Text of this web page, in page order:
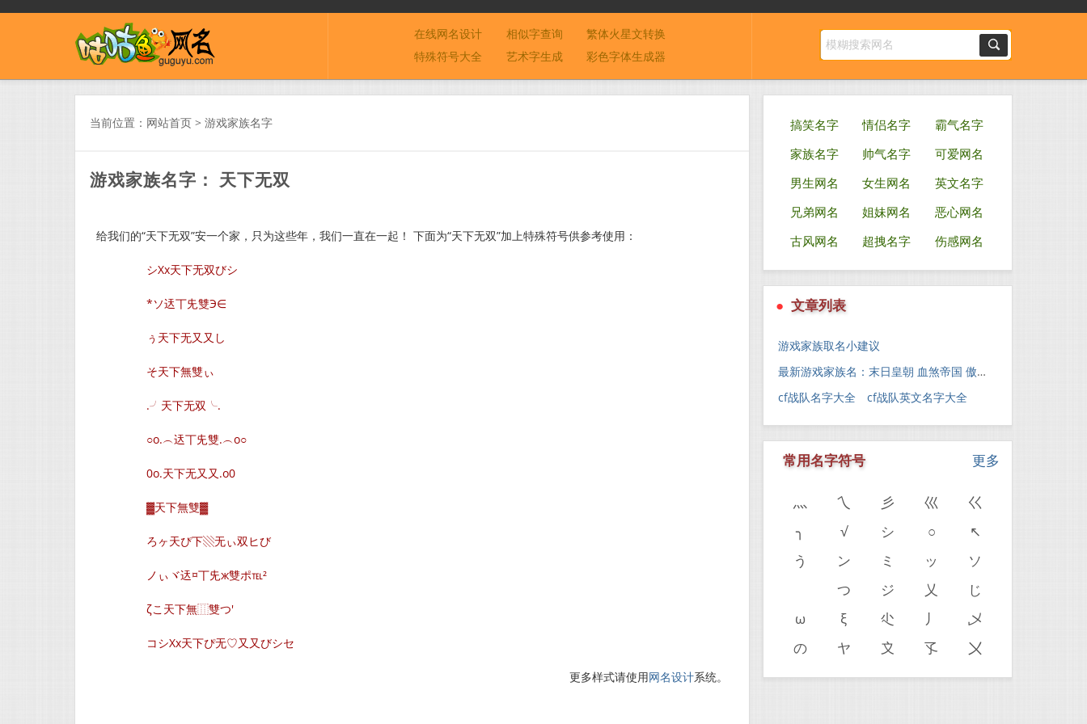
在线网名设计 相似字查询
繁体火星文转换
特殊符号大全
艺术字生成 彩色字体生成器
当前位置： 网站首页 > 游戏家族名字
游戏家族名字： 天下无双
给我们的“天下无双”安一个家，只为这些年，我们一直在一起！ 下面为“天下无双”加上特殊符号供参考使用：
シXx天下无双びシ
*ソ迗丅兂雙Э∈
ぅ天下无又又し
そ天下無雙ぃ
.╯天下无双╰.
○o.︵迗丅兂雙.︵o○
0o.天下无又又.o0
▓天下無雙▓
ろヶ天ぴ下▧无ぃ双ヒび
ノぃヾ迗¤丅兂ж雙ポ℡²
ζこ天下無⿲雙つ′
コシXx天下ぴ无♡又又びシセ
更多样式请使用网名设计系统。
搞笑名字 情侣名字
霸气名字
家族名字
帅气名字
可爱网名
男生网名
女生网名
英文名字
兄弟网名
姐妹网名
恶心网名
古风网名
超拽名字 伤感网名
● 文章列表
游戏家族取名小建议
最新游戏家族名：末日皇朝 血煞帝国 傲霸天下 灭神一族
cf战队名字大全 cf战队英文名字大全
更多
常用名字符号
灬 乀 彡 巛
巜
╮
√ シ ○
↖
う
ン ミ ッ
ソ
つ ジ 乂
じ
ω
ξ 尐 丿
乄
の
ヤ 〩 孓 〤